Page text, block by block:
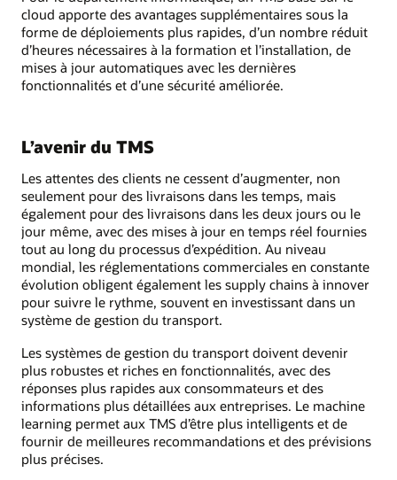
cloud apporte des avantages supplémentaires sous la
forme de déploiements plus rapides, d’un nombre réduit
d’heures nécessaires à la formation et l’installation, de
mises à jour automatiques avec les dernières
fonctionnalités et d’une sécurité améliorée.
L’avenir du TMS
Les attentes des clients ne cessent d’augmenter, non
seulement pour des livraisons dans les temps, mais
également pour des livraisons dans les deux jours ou le
jour même, avec des mises à jour en temps réel fournies
tout au long du processus d’expédition. Au niveau
mondial, les réglementations commerciales en constante
évolution obligent également les supply chains à innover
pour suivre le rythme, souvent en investissant dans un
système de gestion du transport.
Les systèmes de gestion du transport doivent devenir
plus robustes et riches en fonctionnalités, avec des
réponses plus rapides aux consommateurs et des
informations plus détaillées aux entreprises. Le machine
learning permet aux TMS d’être plus intelligents et de
fournir de meilleures recommandations et des prévisions
plus précises.